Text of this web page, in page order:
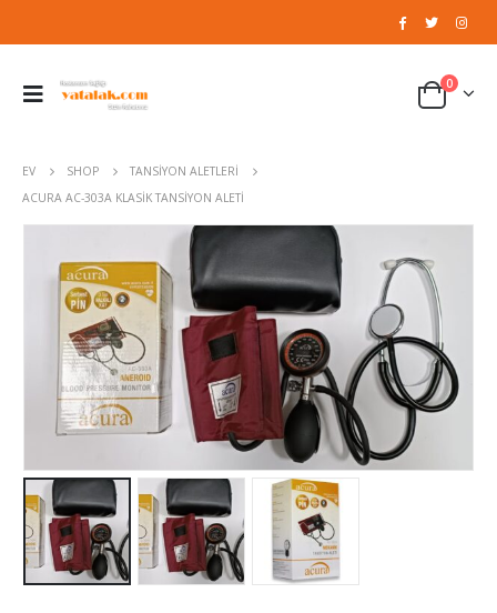
0
EV SHOP
TANSIYON ALETLERI
ACURA AC-303A KLASIK TANSIYON ALETI